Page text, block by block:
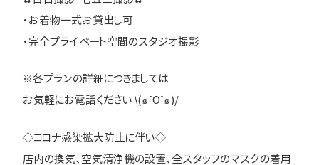
・お着物一式お貸出し可
・完全プライベート空間のスタジオ撮影
※各プランの詳細につきましては
お気軽にお電話ください \(๑ˆOˆ๑)/
◇コロナ感染拡大防止に伴い◇
店内の換気、空気清浄機の設置、全スタッフのマスクの着用